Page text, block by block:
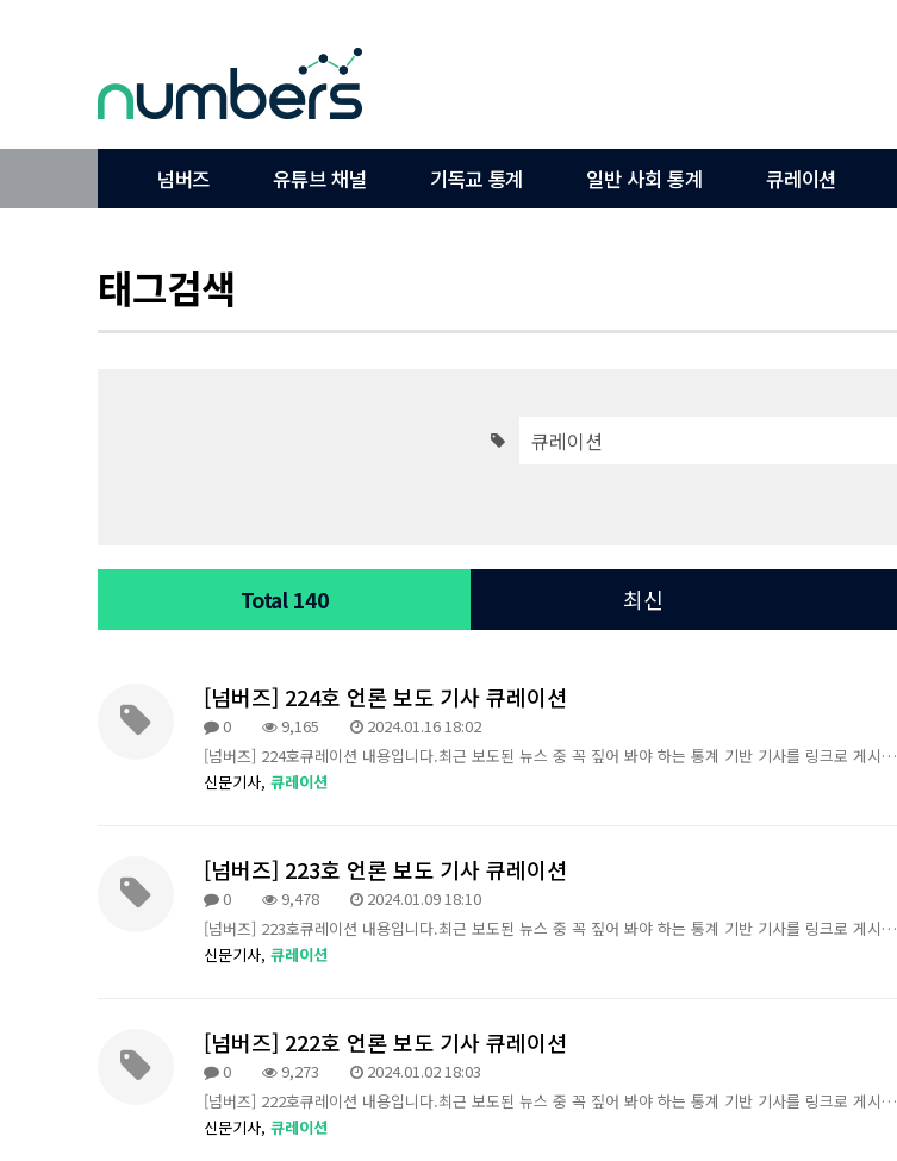
넘버즈 유튜브 채널 기독교 통계 일반 사회 통계 큐레이션
태그검색
Total 140 최신
[넘버즈] 224호 언론 보도 기사 큐레이션
0 9,165
2024.01.16 18:02
[넘버즈] 224호큐레이션 내용입니다.최근 보도된 뉴스 중 꼭 짚어 봐야 하는 통계 기반 기사를 링크로 게시…
신문기사, 큐레이션
[넘버즈] 223호 언론 보도 기사 큐레이션
0 9,478
2024.01.09 18:10
[넘버즈] 223호큐레이션 내용입니다.최근 보도된 뉴스 중 꼭 짚어 봐야 하는 통계 기반 기사를 링크로 게시…
신문기사, 큐레이션
[넘버즈] 222호 언론 보도 기사 큐레이션
0 9,273
2024.01.02 18:03
[넘버즈] 222호큐레이션 내용입니다.최근 보도된 뉴스 중 꼭 짚어 봐야 하는 통계 기반 기사를 링크로 게시…
신문기사, 큐레이션